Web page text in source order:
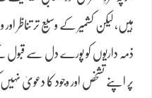
ہیں، لیکن کشمیر کے وسیع تر تناظر
ذمہ داریوں کو پورے دل سے قبول کیے
پر اپنے تشخص اور وجود کا دعویٰ